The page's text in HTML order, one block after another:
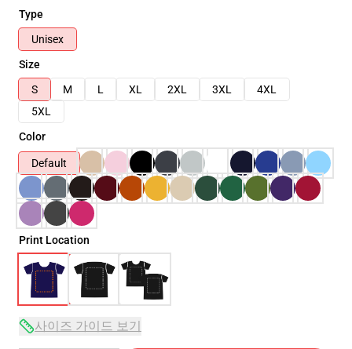
Type
Unisex
Size
S
M L XL 2XL 3XL
4XL
5XL
Color
Default
Print Location
사이즈 가이드 보기